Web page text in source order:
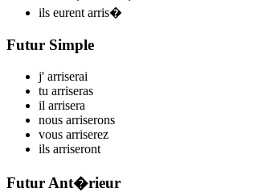
ils eurent arris�
Futur Simple
j' arriserai
tu arriseras
il arrisera
nous arriserons
vous arriserez
ils arriseront
Futur Ant�rieur